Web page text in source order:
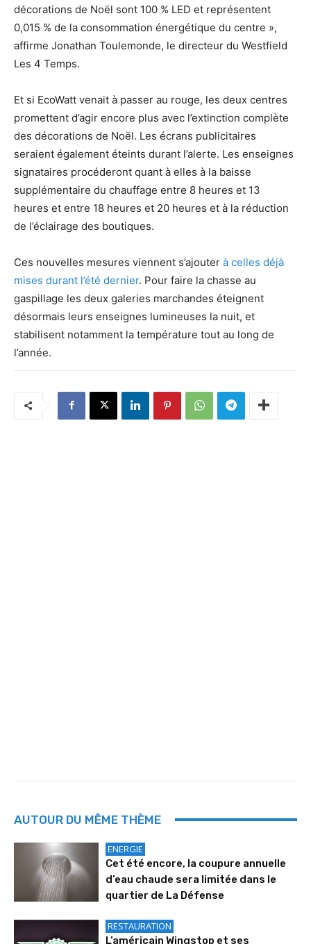
décorations de Noël sont 100 % LED et représentent
0,015 % de la consommation énergétique du centre »,
affirme Jonathan Toulemonde, le directeur du Westfield
Les 4 Temps.
Et si EcoWatt venait à passer au rouge, les deux centres
promettent d’agir encore plus avec l’extinction complète
des décorations de Noël. Les écrans publicitaires
seraient également éteints durant l’alerte. Les enseignes
signataires procéderont quant à elles à la baisse
supplémentaire du chauffage entre 8 heures et 13
heures et entre 18 heures et 20 heures et à la réduction
de l’éclairage des boutiques.
Ces nouvelles mesures viennent s’ajouter à celles déjà
mises durant l’été dernier. Pour faire la chasse au
gaspillage les deux galeries marchandes éteignent
désormais leurs enseignes lumineuses la nuit, et
stabilisent notamment la température tout au long de
l’année.
AUTOUR DU MÊME THÈME
ENERGIE
Cet été encore, la coupure annuelle
d’eau chaude sera limitée dans le
quartier de La Défense
RESTAURATION
L’américain Wingstop et ses